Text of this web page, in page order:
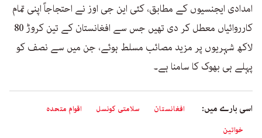
امدادی ایجنسیوں کے مطابق، کئی این جی اوز نے احتجاجاً اپنی تمام
کارروائیاں معطل کر دی تھیں جس سے افغانستان کے تین کروڑ 80
لاکھ شہریوں پر مزید مصائب مسلط ہوئے، جن میں سے نصف کو
پہلے ہی بھوک کا سامنا ہے۔
اسی بارے میں: افغانستان سلامتی کونسل
اقوام متحدہ
خواتین